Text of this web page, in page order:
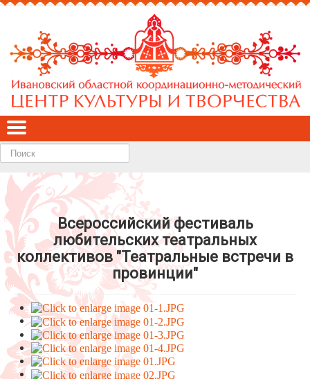
Найти
Всероссийский фестиваль
любительских театральных
коллективов "Театральные встречи в
провинции"